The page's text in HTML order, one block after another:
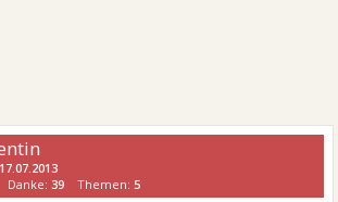
17.07.2013
Danke:39 Themen:5